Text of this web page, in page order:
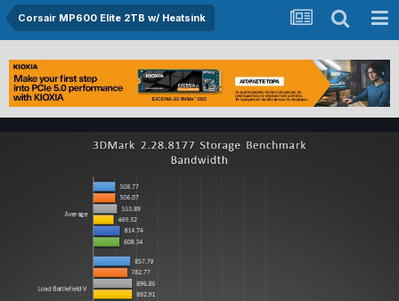
Corsair MP600 Elite 2TB w/ Heatsink